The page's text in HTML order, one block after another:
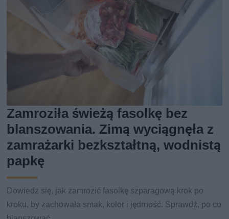
Zamroziła świeżą fasolkę bez
blanszowania. Zimą wyciągnęła z
zamrażarki bezkształtną, wodnistą
papkę
Dowiedz się, jak zamrozić fasolkę szparagową krok po
kroku, by zachowała smak, kolor i jędrność. Sprawdź, po co